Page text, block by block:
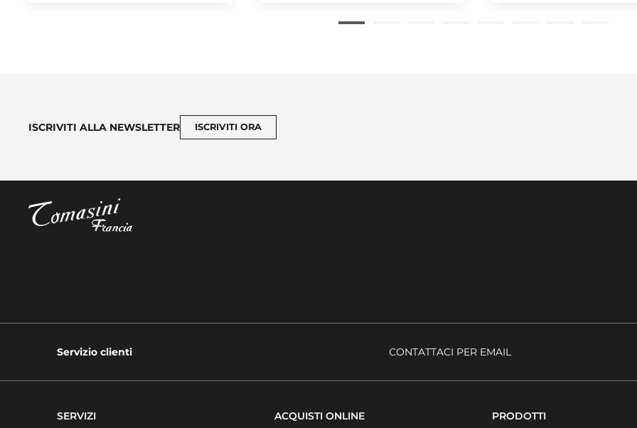
ISCRIVITI ALLA NEWSLETTER ISCRIVITI ORA
Servizio clienti CONTATTACI PER EMAIL
SERVIZI ACQUISTI ONLINE PRODOTTI